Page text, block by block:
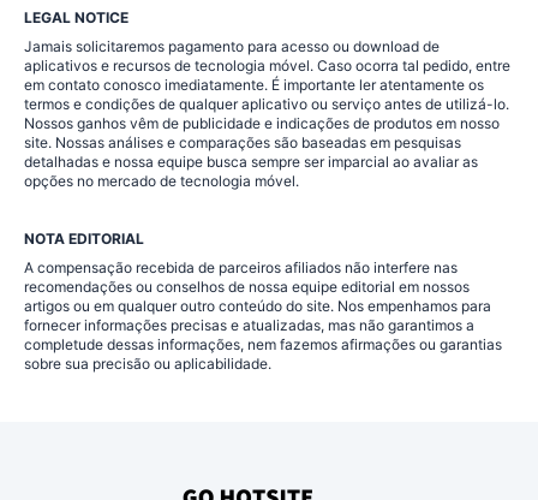
LEGAL NOTICE
Jamais solicitaremos pagamento para acesso ou download de
aplicativos e recursos de tecnologia móvel. Caso ocorra tal pedido, entre
em contato conosco imediatamente. É importante ler atentamente os
termos e condições de qualquer aplicativo ou serviço antes de utilizá-lo.
Nossos ganhos vêm de publicidade e indicações de produtos em nosso
site. Nossas análises e comparações são baseadas em pesquisas
detalhadas e nossa equipe busca sempre ser imparcial ao avaliar as
opções no mercado de tecnologia móvel.
NOTA EDITORIAL
A compensação recebida de parceiros afiliados não interfere nas
recomendações ou conselhos de nossa equipe editorial em nossos
artigos ou em qualquer outro conteúdo do site. Nos empenhamos para
fornecer informações precisas e atualizadas, mas não garantimos a
completude dessas informações, nem fazemos afirmações ou garantias
sobre sua precisão ou aplicabilidade.